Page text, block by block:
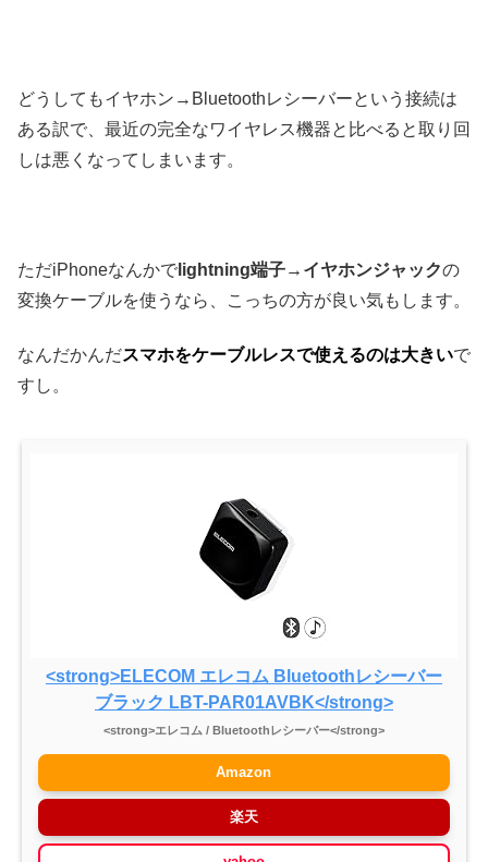
どうしてもイヤホン→Bluetoothレシーバーという接続は
ある訳で、最近の完全なワイヤレス機器と比べると取り回
しは悪くなってしまいます。
ただiPhoneなんかで lightning端子→イヤホンジャックの
変換ケーブルを使うなら、こっちの方が良い気もします。
なんだかんだスマホをケーブルレスで使えるのは大きいで
すし。
<strong>ELECOM エレコム Bluetoothレシーバー
ブラック LBT-PAR01AVBK</strong>
<strong>エレコム / Bluetoothレシーバー</strong>
Amazon
楽天